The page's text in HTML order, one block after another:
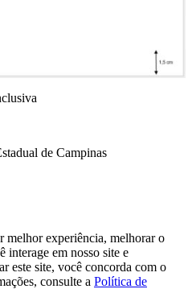
de Campinas
melhor experiência, melhorar o
interage em nosso site e
este site, você concorda com o
consulte a Política de